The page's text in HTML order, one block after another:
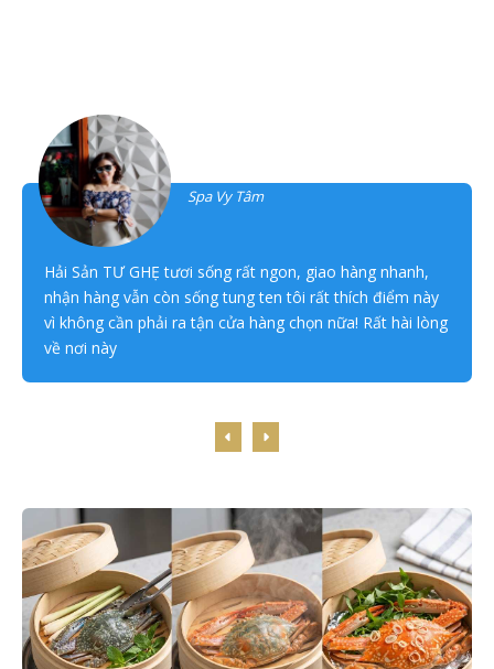
Spa Vy Tâm
Hải Sản TƯ GHẸ tươi sống rất ngon, giao hàng nhanh,
nhận hàng vẫn còn sống tung ten tôi rất thích điểm này
vì không cần phải ra tận cửa hàng chọn nữa! Rất hài lòng
về nơi này